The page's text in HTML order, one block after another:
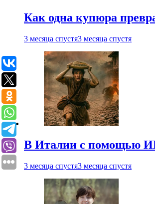
Как одна купюра
3 месяца спустя3 месяца спустя
В Италии с помощью
3 месяца спустя3 месяца спустя